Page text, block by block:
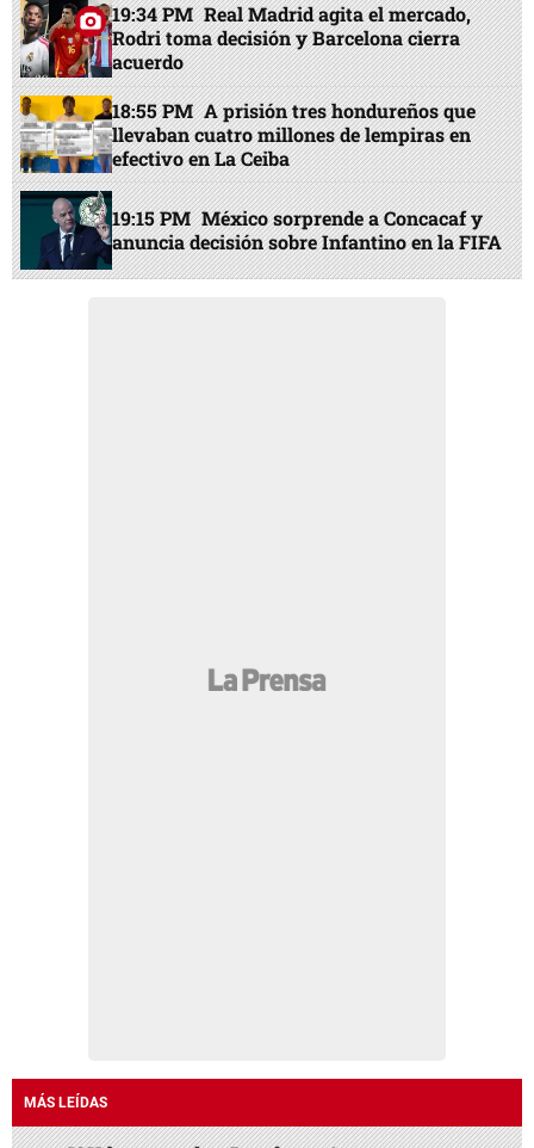
19:34 PM Real Madrid agita el mercado,
Rodri toma decisión y Barcelona cierra
acuerdo
18:55 PM A prisión tres hondureños que
llevaban cuatro millones de lempiras en
efectivo en La Ceiba
19:15 PM México sorprende a Concacaf y
anuncia decisión sobre Infantino en la FIFA
MÁS LEÍDAS